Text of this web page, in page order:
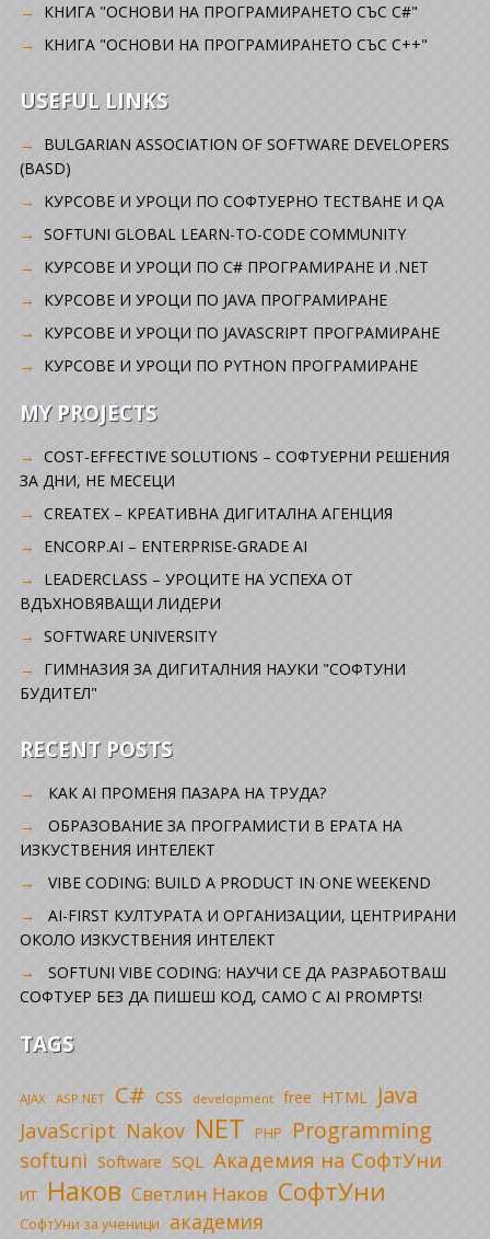
КНИГА "ОСНОВИ НА ПРОГРАМИРАНЕТО СЪС C#"
КНИГА "ОСНОВИ НА ПРОГРАМИРАНЕТО СЪС C++"
USEFUL LINKS
BULGARIAN ASSOCIATION OF SOFTWARE DEVELOPERS
(BASD)
KУРСОВЕ И УРОЦИ ПО СОФТУЕРНО ТЕСТВАНЕ И QA
SOFTUNI GLOBAL LEARN-TO-CODE COMMUNITY
КУРСОВЕ И УРОЦИ ПО C# ПРОГРАМИРАНЕ И .NET
КУРСОВЕ И УРОЦИ ПО JAVA ПРОГРАМИРАНЕ
КУРСОВЕ И УРОЦИ ПО JAVASCRIPT ПРОГРАМИРАНЕ
КУРСОВЕ И УРОЦИ ПО PYTHON ПРОГРАМИРАНЕ
MY PROJECTS
COST-EFFECTIVE SOLUTIONS – СОФТУЕРНИ РЕШЕНИЯ
ЗА ДНИ, НЕ МЕСЕЦИ
CREATEX – КРЕАТИВНА ДИГИТАЛНА АГЕНЦИЯ
ENCORP.AI – ENTERPRISE-GRADE AI
LEADERCLASS – УРОЦИТЕ НА УСПЕХА ОТ
ВДЪХНОВЯВАЩИ ЛИДЕРИ
SOFTWARE UNIVERSITY
ГИМНАЗИЯ ЗА ДИГИТАЛНИЯ НАУКИ "СОФТУНИ
БУДИТЕЛ"
RECENT POSTS
КАК AI ПРОМЕНЯ ПАЗАРА НА ТРУДА?
ОБРАЗОВАНИЕ ЗА ПРОГРАМИСТИ В ЕРАТА НА
ИЗКУСТВЕНИЯ ИНТЕЛЕКТ
VIBE CODING: BUILD A PRODUCT IN ONE WEEKEND
AI-FIRST КУЛТУРАТА И ОРГАНИЗАЦИИ, ЦЕНТРИРАНИ
ОКОЛО ИЗКУСТВЕНИЯ ИНТЕЛЕКТ
SOFTUNI VIBE CODING: НАУЧИ СЕ ДА РАЗРАБОТВАШ
СОФТУЕР БЕЗ ДА ПИШЕШ КОД, САМО С AI PROMPTS!
TAGS
AJAX ASP.NET C# CSS development free HTML Java
JavaScript Nakov NET PHP Programming
softuni Software SQL Академия на СофтУни
ИТ Наков Светлин Наков СофтУни
СофтУни за ученици академия